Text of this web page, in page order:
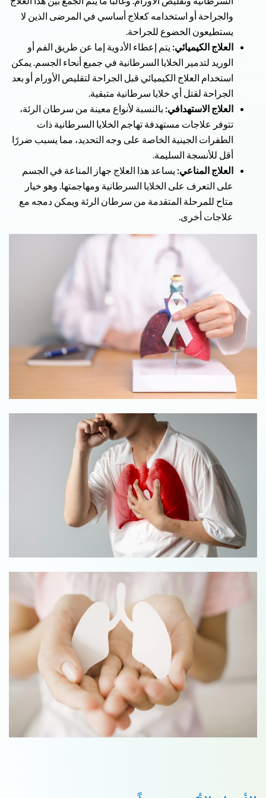
والجراحة أو استخدامه كعلاج أساسي في المرضى الذين لا
يستطيعون الخضوع للجراحة.
العلاج الكيميائي: يتم إعطاء الأدوية إما عن طريق الفم أو
الوريد لتدمير الخلايا السرطانية في جميع أنحاء الجسم. يمكن
استخدام العلاج الكيميائي قبل الجراحة لتقليص الأورام أو بعد
الجراحة لقتل أي خلايا سرطانية متبقية.
العلاج الاستهدافي: بالنسبة لأنواع معينة من سرطان الرئة،
تتوفر علاجات مستهدفة تهاجم الخلايا السرطانية ذات
الطفرات الجينية الخاصة على وجه التحديد، مما يسبب ضررًا
أقل للأنسجة السليمة.
العلاج المناعي: يساعد هذا العلاج جهاز المناعة في الجسم
على التعرف على الخلايا السرطانية ومهاجمتها. وهو خيار
متاح للمرحلة المتقدمة من سرطان الرئة ويمكن دمجه مع
علاجات أخرى.